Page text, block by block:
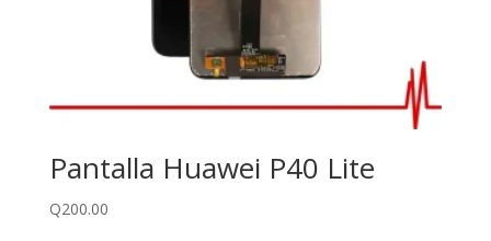
Pantalla Huawei P40 Lite
Q200.00